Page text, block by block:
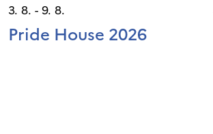
3. 8. - 9. 8.
Pride House 2026